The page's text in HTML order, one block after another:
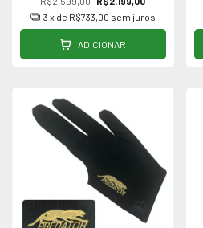
3 x de R$733,00 sem juros
ADICIONAR